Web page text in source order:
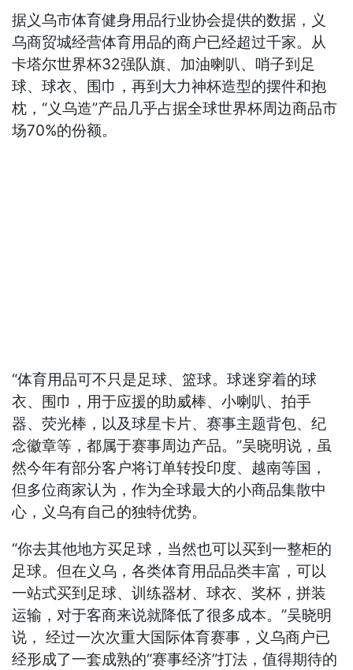
据义乌市体育健身用品行业协会提供的数据，义
乌商贸城经营体育用品的商户已经超过千家。从
卡塔尔世界杯32强队旗、加油喇叭、哨子到足
球、球衣、围巾，再到大力神杯造型的摆件和抱
枕，“义乌造”产品几乎占据全球世界杯周边商品市
场70%的份额。
“体育用品可不只是足球、篮球。球迷穿着的球
衣、围巾，用于应援的助威棒、小喇叭、拍手
器、荧光棒，以及球星卡片、赛事主题背包、纪
念徽章等，都属于赛事周边产品。”吴晓明说，虽
然今年有部分客户将订单转投印度、越南等国，
但多位商家认为，作为全球最大的小商品集散中
心，义乌有自己的独特优势。
“你去其他地方买足球，当然也可以买到一整柜的
足球。但在义乌，各类体育用品品类丰富，可以
一站式买到足球、训练器材、球衣、奖杯，拼装
运输，对于客商来说就降低了很多成本。”吴晓明
说， 经过一次次重大国际体育赛事，义乌商户已
经形成了一套成熟的“赛事经济”打法，值得期待的